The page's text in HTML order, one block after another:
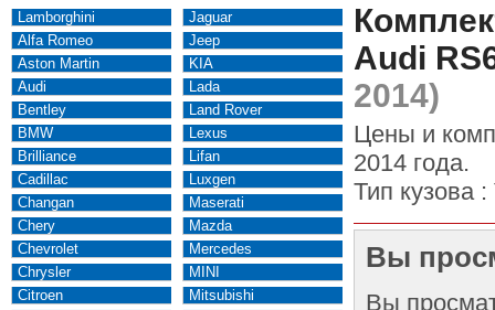
Lamborghini
Alfa Romeo
Aston Martin
Audi
Bentley
BMW
Brilliance
Cadillac
Changan
Chery
Chevrolet
Chrysler
Citroen
Jaguar
Jeep
KIA
Lada
Land Rover
Lexus
Lifan
Luxgen
Maserati
Mazda
Mercedes
MINI
Mitsubishi
Audi
2014)
Цены и
2014 года.
Тип кузова :
Вы
Вы